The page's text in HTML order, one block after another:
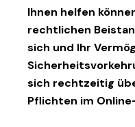
Ihnen helfen
rechtlichen
sich und Ihr
sich rechtzeitig
Pflichten im